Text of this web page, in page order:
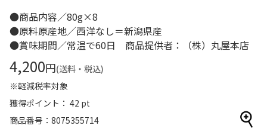
●商品内容／80g×8
●原料原産地／西洋なし＝新潟県産
●賞味期間／常温で60日 商品提供者：（株）丸屋本店
4,200円(送料・税込)
※軽減税率対象
獲得ポイント： 42 pt
商品番号
8075355714